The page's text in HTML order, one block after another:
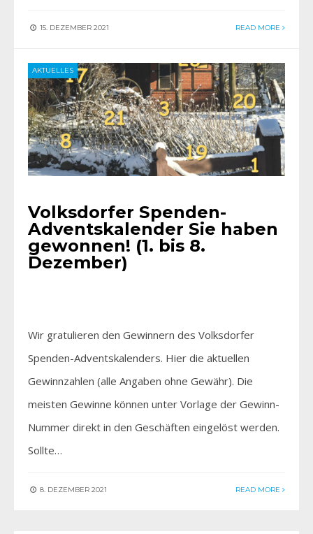
15. DEZEMBER 2021 READ MORE
AKTUELLES
Volksdorfer Spenden-
Adventskalender Sie haben
gewonnen! (1. bis 8.
Dezember)
Wir gratulieren den Gewinnern des Volksdorfer
Spenden-Adventskalenders. Hier die aktuellen
Gewinnzahlen (alle Angaben ohne Gewähr). Die
meisten Gewinne können unter Vorlage der Gewinn-
Nummer direkt in den Geschäften eingelöst werden.
Sollte…
8. DEZEMBER 2021 READ MORE